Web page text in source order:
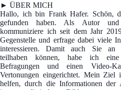
► ÜBER MICH
Hallo, ich bin Frank Hafer. Schön,
gefunden haben. Als Autor und
kommuniziere ich seit dem Jahr
Gegenstelle und erfrage dabei viele
interessieren. Damit auch Sie an
teilhaben können, habe ich
Befragungen und einen Video-
Vertonungen eingerichtet. Mein Ziel
helfen, durch die Informationen der